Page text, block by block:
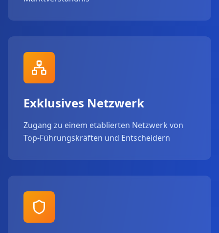
Exklusives Netzwerk
Zugang zu einem etablierten Netzwerk von
Top-Führungskräften und Entscheidern